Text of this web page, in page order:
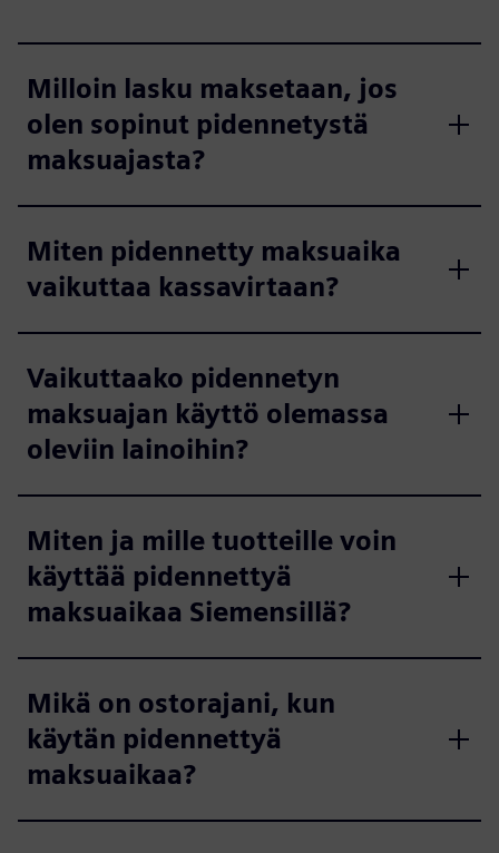
Milloin lasku maksetaan, jos
olen sopinut pidennetystä
maksuajasta?
Miten pidennetty maksuaika
vaikuttaa kassavirtaan?
Vaikuttaako pidennetyn
maksuajan käyttö olemassa
oleviin lainoihin?
Miten ja mille tuotteille voin
käyttää pidennettyä
maksuaikaa Siemensillä?
Mikä on ostorajani, kun
käytän pidennettyä
maksuaikaa?